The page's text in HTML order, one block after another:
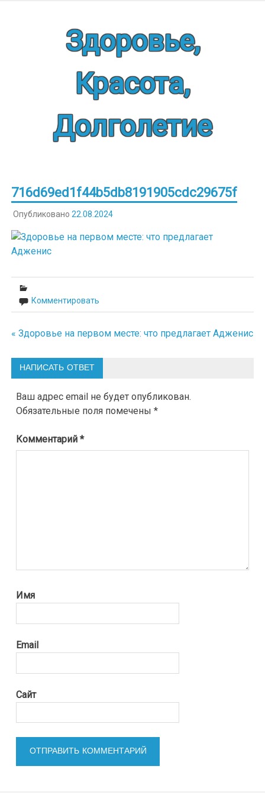
Здоровье,
Красота,
Долголетие
716d69ed1f44b5db8191905cdc29675f
Опубликовано 22.08.2024
Комментировать
Навигация
по
записям
« Здоровье на первом месте: что предлагает Адженис
НАПИСАТЬ ОТВЕТ
Ваш адрес email не будет опубликован.
Обязательные поля помечены*
Комментарий*
Имя
Email
Сайт